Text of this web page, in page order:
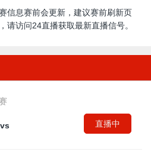
信息赛前会更新，建议赛前刷新页
请访问24直播获取最新直播信号。
vs
直播中